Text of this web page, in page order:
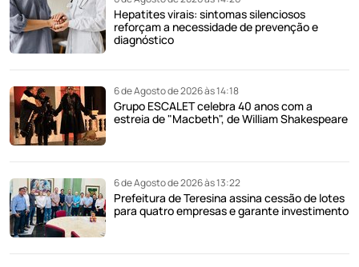
Hepatites virais: sintomas silenciosos
reforçam a necessidade de prevenção e
diagnóstico
6 de Agosto de 2026 às 14:18
Grupo ESCALET celebra 40 anos com a
estreia de "Macbeth", de William Shakespeare
6 de Agosto de 2026 às 13:22
Prefeitura de Teresina assina cessão de lotes
para quatro empresas e garante investimento